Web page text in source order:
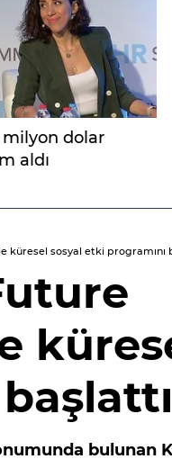
milyon dolar
aldı
sosyal etki programını
bulunan